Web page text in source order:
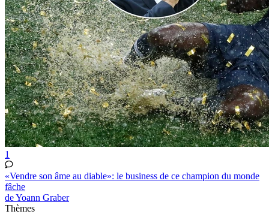
1
«Vendre son âme au diable»: le business de ce champion du monde
fâche
de Yoann Graber
Thèmes